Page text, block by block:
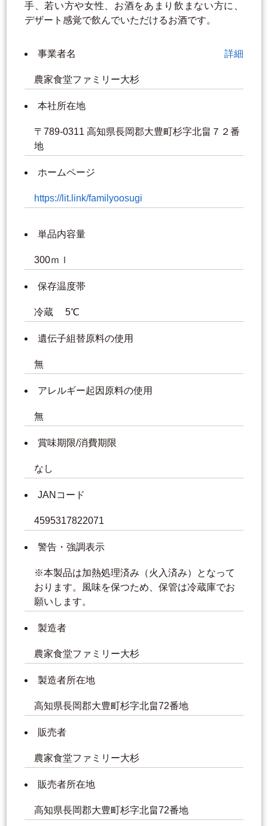
手、若い方や女性、お酒をあまり飲まない方に、
デザート感覚で飲んでいただけるお酒です。
事業者名 詳細
農家食堂ファミリー大杉
本社所在地
〒789-0311 高知県長岡郡大豊町杉字北畠７２番
地
ホームページ
https://lit.link/familyoosugi
単品内容量
300ｍｌ
保存温度帯
冷蔵 5℃
遺伝子組替原料の使用
無
アレルギー起因原料の使用
無
賞味期限/消費期限
なし
JANコード
4595317822071
警告・強調表示
※本製品は加熱処理済み（火入済み）となって
おります。風味を保つため、保管は冷蔵庫でお
願いします。
製造者
農家食堂ファミリー大杉
製造者所在地
高知県長岡郡大豊町杉字北畠72番地
販売者
農家食堂ファミリー大杉
販売者所在地
高知県長岡郡大豊町杉字北畠72番地